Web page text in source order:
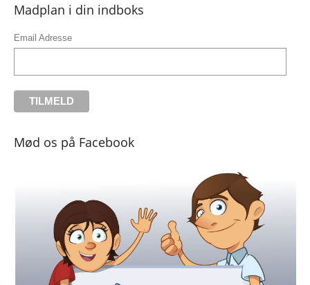
Madplan i din indboks
Email Adresse
Mød os på Facebook